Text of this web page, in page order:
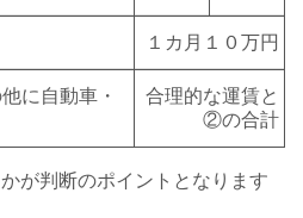
１カ月１０万円
に自動車・
合理的な運賃と
②の合計
が判断のポイントとなります